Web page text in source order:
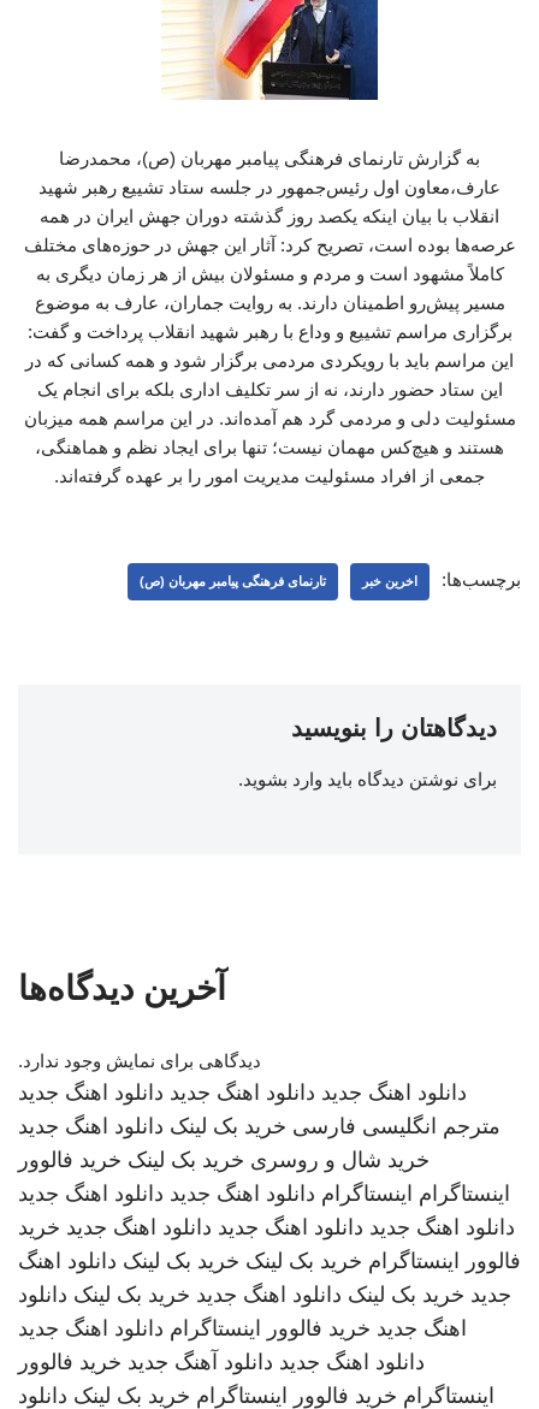
به گزارش تارنمای فرهنگی پیامبر مهربان (ص)، محمدرضا
عارف،معاون اول رئیس‌جمهور در جلسه ستاد تشییع رهبر شهید
انقلاب با بیان اینکه یکصد روز گذشته دوران جهش ایران در همه
عرصه‌ها بوده است، تصریح کرد: آثار این جهش در حوزه‌های مختلف
کاملاً مشهود است و مردم و مسئولان بیش از هر زمان دیگری به
مسیر پیش‌رو اطمینان دارند. به روایت جماران، عارف به موضوع
برگزاری مراسم تشییع و وداع با رهبر شهید انقلاب پرداخت و گفت:
این مراسم باید با رویکردی مردمی برگزار شود و همه کسانی که در
این ستاد حضور دارند، نه از سر تکلیف اداری بلکه برای انجام یک
مسئولیت دلی و مردمی گرد هم آمده‌اند. در این مراسم همه میزبان
هستند و هیچ‌کس مهمان نیست؛ تنها برای ایجاد نظم و هماهنگی،
جمعی از افراد مسئولیت مدیریت امور را بر عهده گرفته‌اند.
برچسب‌ها: اخرین خبر تارنمای فرهنگی پیامبر مهربان (ص)
دیدگاهتان را بنویسید
برای نوشتن دیدگاه باید وارد بشوید.
آخرین دیدگاه‌ها
دیدگاهی برای نمایش وجود ندارد.
دانلود اهنگ جدید دانلود اهنگ جدید دانلود اهنگ جدید
مترجم انگلیسی فارسی خرید بک لینک دانلود اهنگ جدید
خرید شال و روسری خرید بک لینک خرید فالوور
اینستاگرام اینستاگرام دانلود اهنگ جدید دانلود اهنگ جدید
دانلود اهنگ جدید دانلود اهنگ جدید دانلود اهنگ جدید خرید
فالوور اینستاگرام خرید بک لینک خرید بک لینک دانلود اهنگ
جدید خرید بک لینک دانلود اهنگ جدید خرید بک لینک دانلود
اهنگ جدید خرید فالوور اینستاگرام دانلود اهنگ جدید
دانلود اهنگ جدید دانلود آهنگ جدید خرید فالوور
اینستاگرام خرید فالوور اینستاگرام خرید بک لینک دانلود